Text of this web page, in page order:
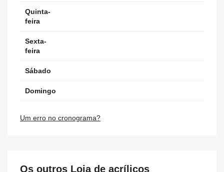
Quinta-
feira
Sexta-
feira
Sábado
Domingo
Um erro no cronograma?
Os outros Loja de acrílicos